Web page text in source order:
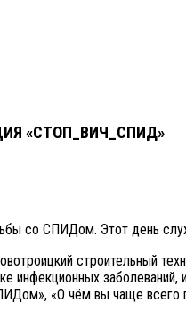
«СТОП_ВИЧ_СПИД»
со СПИДом. Этот день
строительный
инфекционных
«О чём вы чаще всего